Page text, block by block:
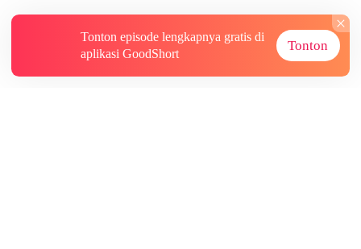
Tonton episode lengkapnya gratis di
aplikasi GoodShort
Tonton